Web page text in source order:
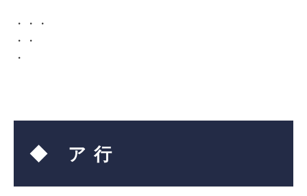
・・・
・・
・
◆ ア 行